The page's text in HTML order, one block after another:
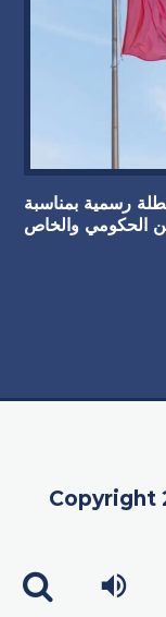
28 أغسطس عطلة رسمية بمناسبة
الحكومي والخاص
Copyright